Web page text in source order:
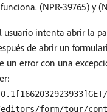
(NPR-39765) y
usuario intenta abrir la
de abrir un
un error con una
form/tour/